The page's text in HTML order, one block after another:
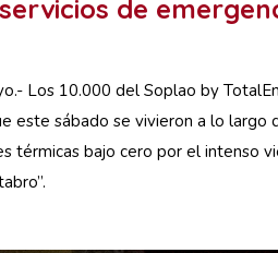
de
Los 10.000 del Soplao by
este sábado se vivieron a lo
térmicas bajo cero por el intenso